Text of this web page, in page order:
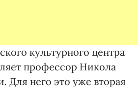
культурного центра
профессор Никола
Для него это уже вторая